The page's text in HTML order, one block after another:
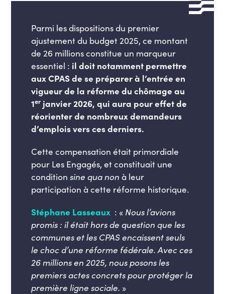
Parmi les dispositions du premier
ajustement du budget 2025, ce montant
de 26 millions constitue un marqueur
essentiel : il doit notamment permettre
aux CPAS de se préparer à l’entrée en
vigueur de la réforme du chômage au
1er janvier 2026, qui aura pour effet de
réorienter de nombreux demandeurs
d’emplois vers ces derniers.
Cette compensation était primordiale
pour Les Engagés, et constituait une
conditionsine qua non à leur
participation à cette réforme historique.
Stéphane Lasseaux : « Nous l’avions
promis : il était hors de question que les
communes et les CPAS encaissent seuls
le choc d’une réforme fédérale. Avec ces
26 millions en 2025, nous posons les
premiers actes concrets pour protéger la
première ligne sociale. »